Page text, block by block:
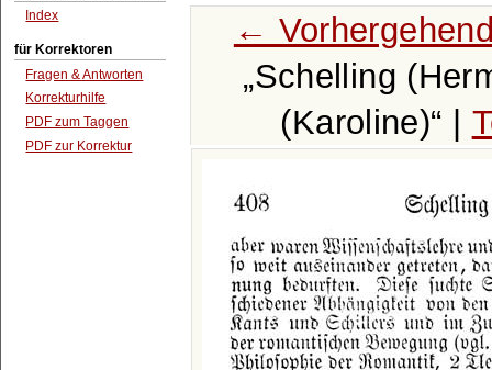
Index
für Korrektoren
Fragen & Antworten
Korrekturhilfe
PDF zum Taggen
PDF zur Korrektur
←
Schelling
(Karoline)